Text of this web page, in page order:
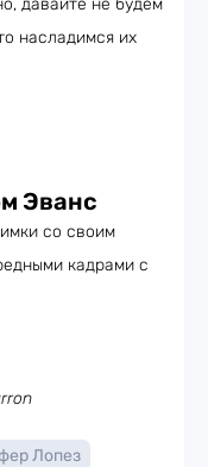
давайте не будем
насладимся их
Эванс
со своим
кадрами с
Лопез